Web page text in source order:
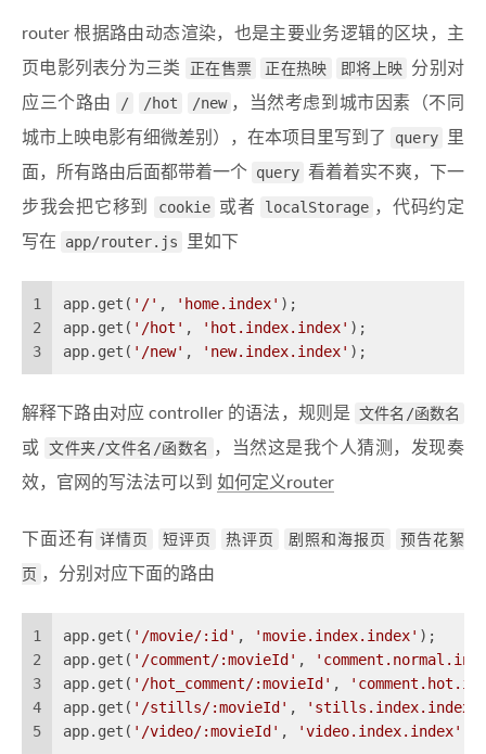
router 根据路由动态渲染，也是主要业务逻辑的区块，主
页电影列表分为三类
正在售票 正在热映 即将上映 分别对
应三个路由
/ /hot /new ，当然考虑到城市因素（不同
城市上映电影有细微差别），在本项目里写到了
query
里
面，所有路由后面都带着一个 query 看着着实不爽，下一
步我会把它移到
cookie 或者 localStorage ，代码约定
写在
app/router.js 里如下
1
2
3
app.get( '/' , 'home.index' );
app.get( '/hot' , 'hot.index.index' );
app.get( '/new' , 'new.index.index' );
解释下路由对应 controller 的语法，规则是 文件名/函数名
或 文件夹/文件名/函数名 ，当然这是我个人猜测，发现奏
效，官网的写法法可以到 如何定义router
下面还有 详情页 短评页 热评页 剧照和海报页
预告花絮
页 ，分别对应下面的路由
1
2
3
4
5
app.get( '/movie/:id' , 'movie.index.index' );
app.get( '/comment/:movieId' ,
app.get( '/hot_comment/:movieId' ,
app.get( '/stills/:movieId' , 'stills.index.index'
app.get( '/video/:movieId' , 'video.index.index'